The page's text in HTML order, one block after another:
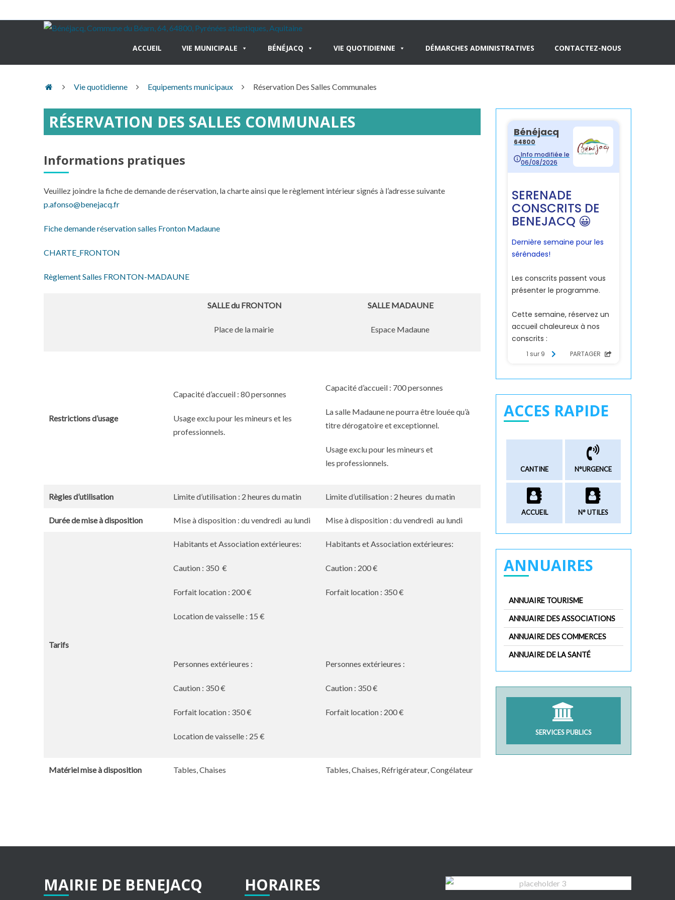
ACCUEIL VIE MUNICIPALE BÉNÉJACQ VIE QUOTIDIENNE DÉMARCHES ADMINISTRATIVES CONTACTEZ-NOUS
AccueilVie quotidienne Equipements municipaux Réservation Des Salles Communales
RÉSERVATION DES SALLES COMMUNALES
Informations pratiques
Veuillez joindre la fiche de demande de réservation, la charte ainsi que le règlement intérieur signés à l’adresse suivante
p.afonso@benejacq.fr
Fiche demande réservation salles Fronton Madaune
CHARTE_FRONTON
Règlement Salles FRONTON-MADAUNE
SALLE du FRONTON
Place de la mairie
SALLE MADAUNE
Espace Madaune
Restrictions d’usage
Capacité d’accueil : 80 personnes
Usage exclu pour les mineurs et les
professionnels.
Capacité d’accueil : 700 personnes
La salle Madaune ne pourra être louée qu’à
titre dérogatoire et exceptionnel.
Usage exclu pour les mineurs et
les professionnels.
Règles d’utilisation Limite d’utilisation : 2 heures du matin Limite d’utilisation : 2 heures du matin
Durée de mise à disposition Mise à disposition : du vendredi au lundi Mise à disposition : du vendredi au lundi
Tarifs
Habitants et Association extérieures:
Caution : 350 €
Forfait location : 200 €
Location de vaisselle : 15 €
Personnes extérieures :
Caution : 350 €
Forfait location : 350 €
Location de vaisselle : 25 €
Habitants et Association extérieures:
Caution : 200 €
Forfait location : 350 €
Personnes extérieures :
Caution : 350 €
Forfait location : 200 €
Matériel mise à disposition Tables, Chaises Tables, Chaises, Réfrigérateur, Congélateur
ACCES RAPIDE
CANTINE N°URGENCE
ACCUEIL N° UTILES
ANNUAIRES
ANNUAIRE TOURISME
ANNUAIRE DES ASSOCIATIONS
ANNUAIRE DES COMMERCES
ANNUAIRE DE LA SANTÉ
SERVICES PUBLICS
MAIRIE DE BENEJACQ HORAIRES